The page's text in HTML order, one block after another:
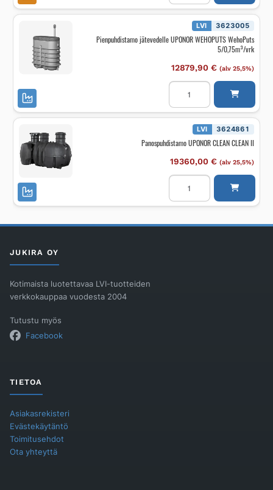
ENVIRONMENT
RAITA
BIOKEM
PUHDIST
875-
h
talous)
määrä
LVI 3623005
Pienpuhdistamo jätevedelle UPONOR WEHOPUTS WehoPuts
5/0,75m³/vrk
12879,90 € (alv 25,5%)
Pienpuhdistamo
jätevedelle
WEHOPUTS
WehoPuts
5/0,75m³/vrk
määrä
LVI 3624861
Panospuhdistamo UPONOR CLEAN CLEAN II
19360,00 € (alv 25,5%)
Panospuhdistamo
UPONOR
CLEAN
JUKIRA OY
Kotimaista luotettavaa LVI-tuotteiden
verkkokauppaa vuodesta 2004
Tutustu myös
Facebook
TIETOA
Asiakasrekisteri
Evästekäytäntö
Toimitusehdot
Ota yhteyttä